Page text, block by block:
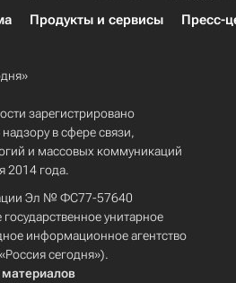
Продукты и сервисы Пресс-
зарегистрировано
в сфере связи,
и массовых коммуникаций
2014 года.
Эл № ФС77-57640
унитарное
информационное агентство
сегодня»).